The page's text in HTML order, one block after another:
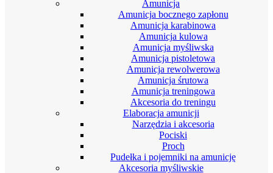
Amunicja
Amunicja bocznego zapłonu
Amunicja karabinowa
Amunicja kulowa
Amunicja myśliwska
Amunicja pistoletowa
Amunicja rewolwerowa
Amunicja śrutowa
Amunicja treningowa
Akcesoria do treningu
Elaboracja amunicji
Narzędzia i akcesoria
Pociski
Proch
Pudełka i pojemniki na amunicję
Akcesoria myśliwskie